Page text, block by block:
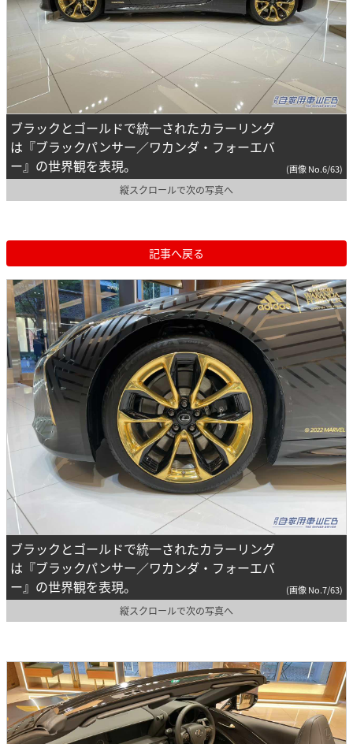
ブラックとゴールドで統一されたカラーリング
は『ブラックパンサー／ワカンダ・フォーエバ
ー』の世界観を表現。
(画像 No.6/63)
縦スクロールで次の写真へ
記事へ戻る
ブラックとゴールドで統一されたカラーリング
は『ブラックパンサー／ワカンダ・フォーエバ
ー』の世界観を表現。
(画像 No.7/63)
縦スクロールで次の写真へ